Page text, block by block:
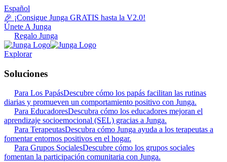
Español
🎉 ¡Consigue Junga GRATIS hasta la V2.0!
Únete A Junga
Regalo Junga
Explorar
Soluciones
Para Los PapásDescubre cómo los papás facilitan las rutinas
diarias y promueven un comportamiento positivo con Junga.
Para EducadoresDescubra cómo los educadores mejoran el
aprendizaje socioemocional (SEL) gracias a Junga.
Para TerapeutasDescubra cómo Junga ayuda a los terapeutas a
fomentar entornos positivos en el hogar.
Para Grupos SocialesDescubre cómo los grupos sociales
fomentan la participación comunitaria con Junga.